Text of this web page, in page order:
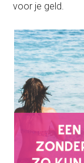
voor je geld.